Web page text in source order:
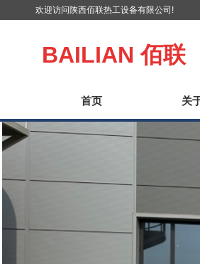
欢迎访问陕西佰联热工设备有限公司!
BAILIAN佰联
首页 关